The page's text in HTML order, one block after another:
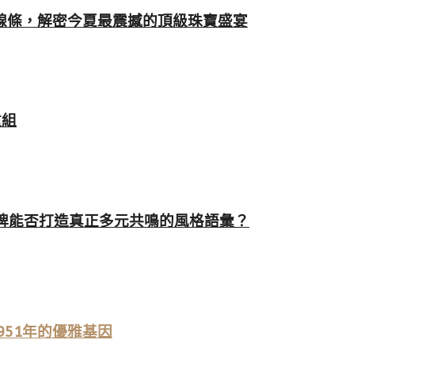
，解密今夏最震撼的頂級珠寶盛宴
否打造真正多元共鳴的風格語彙？
年的優雅基因